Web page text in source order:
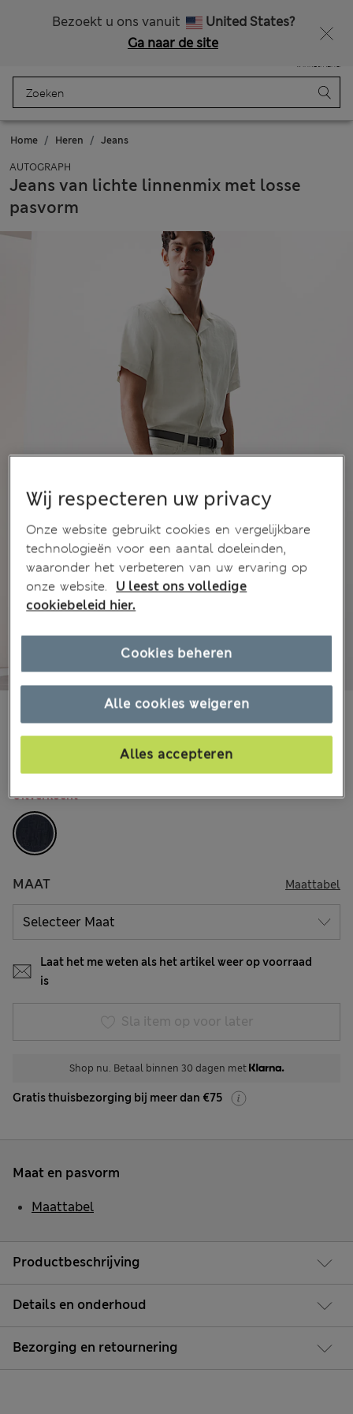
Bezoekt u ons vanuit
United States?
Ga naar de site
Winkelmand
Home Heren Jeans
AUTOGRAPH
Jeans van lichte linnenmix met losse
pasvorm
3 Beoordelingen
Alle prijzen zijn inclusief btw en invoerrechten
KLEUR: Indigo
Uitverkocht
MAAT Maattabel
Laat het me weten als het artikel weer op voorraad
is
Sla item op voor later
Shop nu. Betaal binnen 30 dagen met
Gratis thuisbezorging bij meer dan €75
Productbeschrijving
Details en onderhoud
Bezorging en retournering
Maat en pasvorm
Maattabel
Wij respecteren uw privacy
Onze website gebruikt cookies en vergelijkbare
technologieën voor een aantal doeleinden,
waaronder het verbeteren van uw ervaring op
onze website.
U leest ons volledige
cookiebeleid hier.
Alle cookies weigeren
Alles accepteren
Cookies beheren